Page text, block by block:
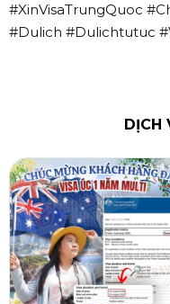
#XinVisaTrungQuoc
#Dulich #Dulichtutuc
DỊCH